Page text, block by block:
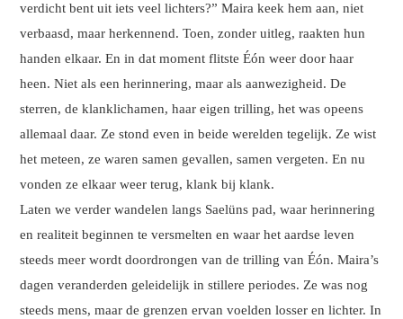
verdicht bent uit iets veel lichters?” Maira keek hem aan, niet
verbaasd, maar herkennend. Toen, zonder uitleg, raakten hun
handen elkaar.En in dat moment flitste Éón weer door haar
heen. Niet als een herinnering, maar als aanwezigheid. De
sterren, de klanklichamen, haar eigen trilling, het was opeens
allemaal daar. Ze stond even in beide werelden tegelijk. Ze wist
het meteen, ze waren samen gevallen, samen vergeten. En nu
vonden ze elkaar weer terug, klank bij klank.
Laten we verder wandelen langs Saelüns pad, waar herinnering
en realiteit beginnen te versmelten en waar het aardse leven
steeds meer wordt doordrongen van de trilling van Éón. Maira’s
dagen veranderden geleidelijk in stillere periodes. Ze was nog
steeds mens, maar de grenzen ervan voelden losser en lichter. In